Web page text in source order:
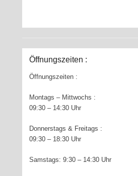
Öffnungszeiten :
Öffnungszeiten :
Montags – Mittwochs :
09:30 – 14:30 Uhr
Donnerstags & Freitags :
09:30 – 18:30 Uhr
Samstags: 9:30 – 14:30 Uhr